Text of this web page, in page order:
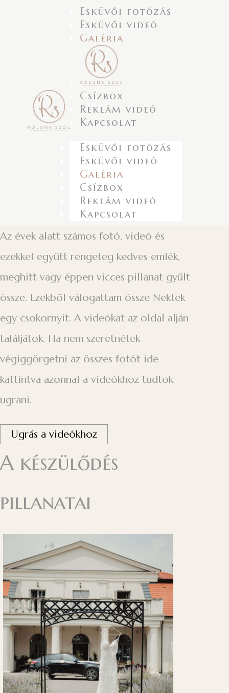
Esküvői fotózás
Esküvői videó
Galéria
Csízbox
Reklám videó
Kapcsolat
Esküvői fotózás
Esküvői videó
Galéria
Csízbox
Reklám videó
Kapcsolat
Az évek alatt számos fotó, videó és
ezekkel együtt rengeteg kedves emlék,
meghitt vagy éppen vicces pillanat gyűlt
össze. Ezekből válogattam össze Nektek
egy csokornyit. A videókat az oldal alján
találjátok. Ha nem szeretnétek
végiggörgetni az összes fotót ide
kattintva azonnal a videókhoz tudtok
ugrani.
Ugrás a videókhoz
A készülődés
pillanatai